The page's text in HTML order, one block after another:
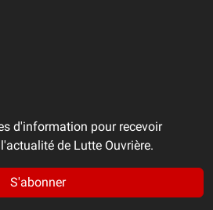
d'information pour recevoir
de Lutte Ouvrière.
S'abonner